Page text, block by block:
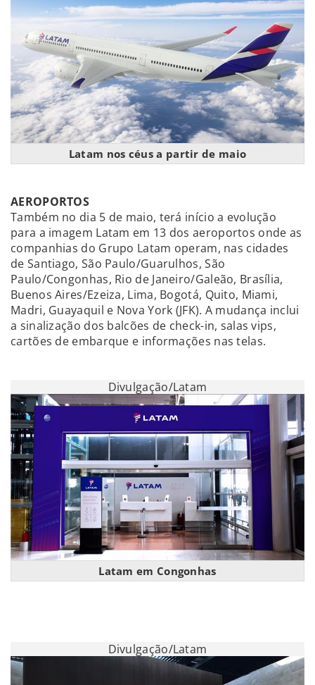
Latam nos céus a partir de maio
AEROPORTOS
Também no dia 5 de maio, terá início a evolução
para a imagem Latam em 13 dos aeroportos onde as
companhias do Grupo Latam operam, nas cidades
de Santiago, São Paulo/Guarulhos, São
Paulo/Congonhas, Rio de Janeiro/Galeão, Brasília,
Buenos Aires/Ezeiza, Lima, Bogotá, Quito, Miami,
Madri, Guayaquil e Nova York (JFK). A mudança inclui
a sinalização dos balcões de check-in, salas vips,
cartões de embarque e informações nas telas.
Divulgação/Latam
Latam em Congonhas
Divulgação/Latam